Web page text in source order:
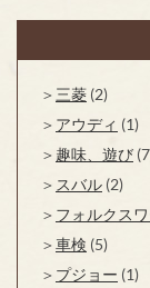
三菱 (2)
アウディ (1)
趣味、遊び
スバル (2)
フォルクス
車検 (5)
プジョー (1)